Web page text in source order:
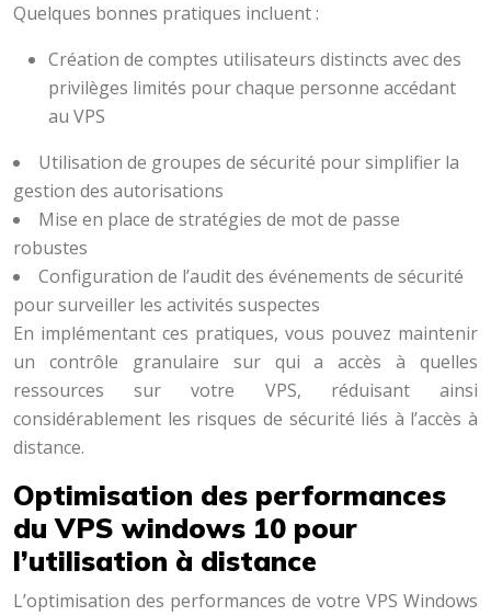
Quelques bonnes pratiques incluent :
Création de comptes utilisateurs distincts avec des
privilèges limités pour chaque personne accédant
au VPS
Utilisation de groupes de sécurité pour simplifier la
gestion des autorisations
Mise en place de stratégies de mot de passe
robustes
Configuration de l’audit des événements de sécurité
pour surveiller les activités suspectes
En implémentant ces pratiques, vous pouvez maintenir
un contrôle granulaire sur qui a accès à quelles
ressources sur votre VPS, réduisant ainsi
considérablement les risques de sécurité liés à l’accès à
distance.
Optimisation des performances
du VPS windows 10 pour
l’utilisation à distance
L’optimisation des performances de votre VPS Windows